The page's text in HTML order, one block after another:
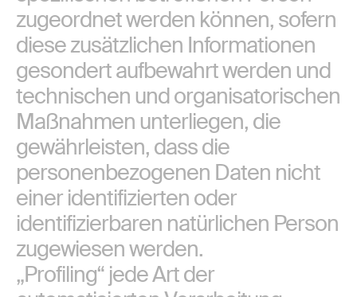
zugeordnet werden können, sofern
diese zusätzlichen Informationen
gesondert aufbewahrt werden und
technischen und organisatorischen
Maßnahmen unterliegen, die
gewährleisten, dass die
personenbezogenen Daten nicht
einer identifizierten oder
identifizierbaren natürlichen Person
zugewiesen werden.
„Profiling“ jede Art der